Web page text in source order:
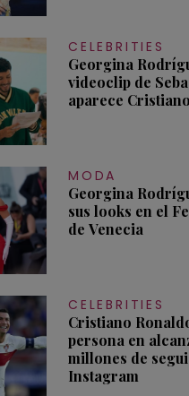
CELEBRITIES
Georgina
videoclip de
aparece
MODA
Georgina
sus looks en el
de Venecia
CELEBRITIES
Cristiano
persona en
millones de
Instagram